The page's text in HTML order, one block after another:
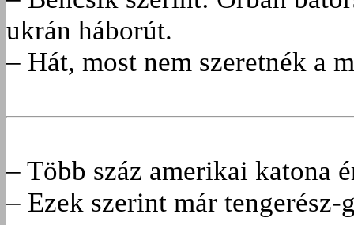
ukrán háborút.
– Hát, most nem szeretnék a
– Több száz amerikai katona
– Ezek szerint már